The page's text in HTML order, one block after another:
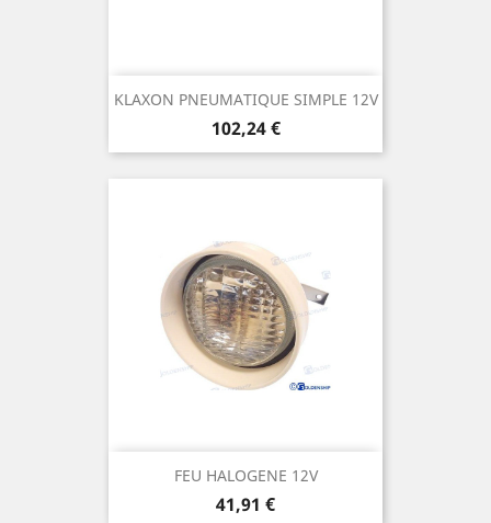
KLAXON PNEUMATIQUE SIMPLE 12V
Prix
102,24 €
FEU HALOGENE 12V
Prix
41,91 €